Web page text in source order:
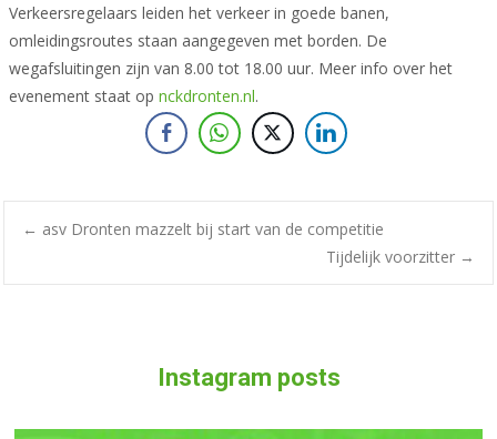
Verkeersregelaars leiden het verkeer in goede banen,
omleidingsroutes staan aangegeven met borden. De
wegafsluitingen zijn van 8.00 tot 18.00 uur. Meer info over het
evenement staat op nckdronten.nl.
Bericht
← asv Dronten mazzelt bij start van de competitie
Tijdelijk voorzitter →
Instagram posts